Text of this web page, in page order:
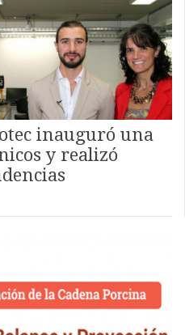
inauguró una
y realizó